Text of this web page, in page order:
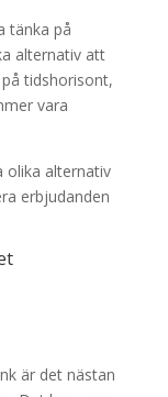
tänka på
alternativ att
tidshorisont,
vara
olika alternativ
erbjudanden
är det nästan